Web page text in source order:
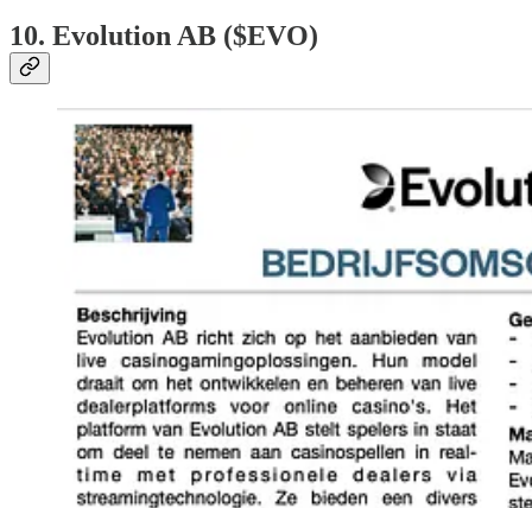
10. Evolution AB ($EVO)